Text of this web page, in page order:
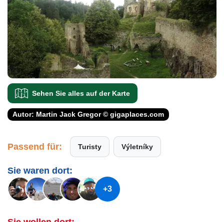
Sehen Sie alles auf der Karte
Autor: Martin Jack Gregor © gigaplaces.com
Passend für: Turisty Výletníky
Sie waren dort:
+3